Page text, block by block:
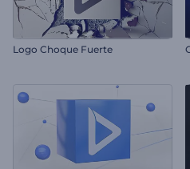
Logo Choque Fuerte